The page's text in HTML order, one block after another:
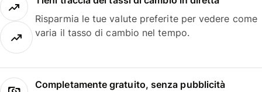
Risparmia le tue valute preferite per vedere come
varia il tasso di cambio nel tempo.
Completamente gratuito, senza pubblicità